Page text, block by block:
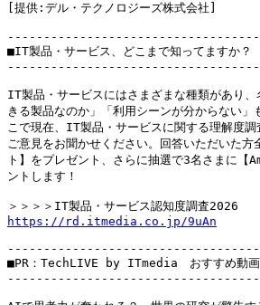
[提供:デル・テクノロジーズ株式会社]
■IT製品・サービス、どこまで知ってますか？
IT製品・サービスにはさまざまな種類があり
きる製品なのか」「利用シーンが分からない
こで現在、IT製品・サービスに関する理解度
ご意見をお聞かせください。回答いただいた
ト】をプレゼント、さらに抽選で3名さまに【
ントします！
https://rd.itmedia.co.jp/9uAn
■PR：TechLIVE by ITmedia　おすすめ動画